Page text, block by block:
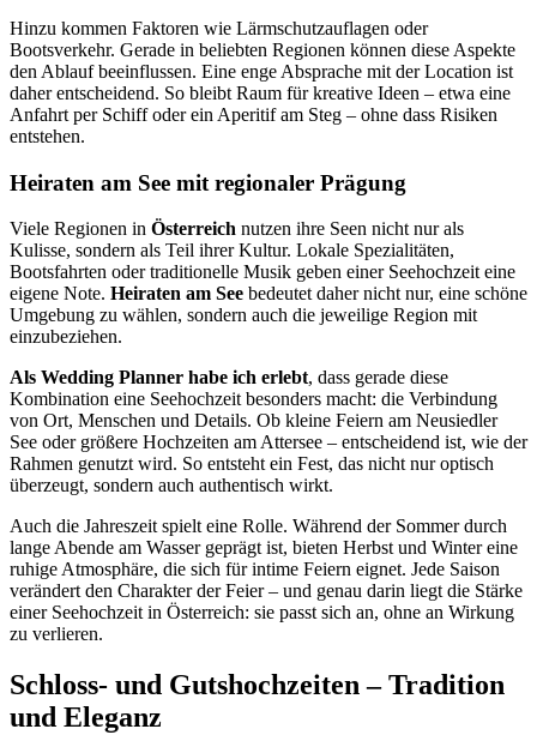
Hinzu kommen Faktoren wie Lärmschutzauflagen oder
Bootsverkehr. Gerade in beliebten Regionen können diese Aspekte
den Ablauf beeinflussen. Eine enge Absprache mit der Location ist
daher entscheidend. So bleibt Raum für kreative Ideen – etwa eine
Anfahrt per Schiff oder ein Aperitif am Steg – ohne dass Risiken
entstehen.
Heiraten am See mit regionaler Prägung
Viele Regionen in Österreich nutzen ihre Seen nicht nur als
Kulisse, sondern als Teil ihrer Kultur. Lokale Spezialitäten,
Bootsfahrten oder traditionelle Musik geben einer Seehochzeit eine
eigene Note. Heiraten am See bedeutet daher nicht nur, eine schöne
Umgebung zu wählen, sondern auch die jeweilige Region mit
einzubeziehen.
Als Wedding Planner habe ich erlebt, dass gerade diese
Kombination eine Seehochzeit besonders macht: die Verbindung
von Ort, Menschen und Details. Ob kleine Feiern am Neusiedler
See oder größere Hochzeiten am Attersee – entscheidend ist, wie der
Rahmen genutzt wird. So entsteht ein Fest, das nicht nur optisch
überzeugt, sondern auch authentisch wirkt.
Auch die Jahreszeit spielt eine Rolle. Während der Sommer durch
lange Abende am Wasser geprägt ist, bieten Herbst und Winter eine
ruhige Atmosphäre, die sich für intime Feiern eignet. Jede Saison
verändert den Charakter der Feier – und genau darin liegt die Stärke
einer Seehochzeit in Österreich: sie passt sich an, ohne an Wirkung
zu verlieren.
Schloss- und Gutshochzeiten – Tradition
und Eleganz